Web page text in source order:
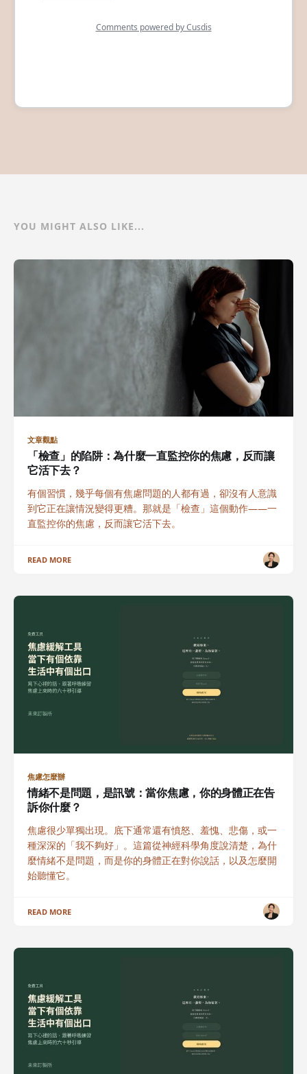
YOU MIGHT ALSO LIKE...
文章觀點
「檢查」的陷阱：為什麼一直監控你的焦慮，反而讓
它活下去？
有個習慣，幾乎每個有焦慮問題的人都有過，卻沒有人意識
到它正在讓情況變得更糟。那就是「檢查」這個動作——一
直監控你的焦慮，反而讓它活下去。
READ MORE
焦慮怎麼辦
情緒不是問題，是訊號：當你焦慮，你的身體正在告
訴你什麼？
焦慮很少單獨出現。底下通常還有憤怒、羞愧、悲傷，或一
種深深的「我不夠好」。這篇從神經科學角度說清楚，為什
麼情緒不是問題，而是你的身體正在對你說話，以及怎麼開
始聽懂它。
READ MORE